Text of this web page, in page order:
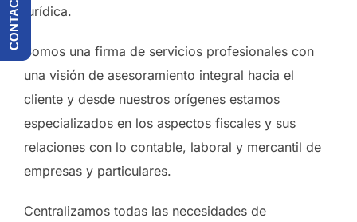
jurídica.
Somos una firma de servicios profesionales con
una visión de asesoramiento integral hacia el
cliente y desde nuestros orígenes estamos
especializados en los aspectos fiscales y sus
relaciones con lo contable, laboral y mercantil de
empresas y particulares.
Centralizamos todas las necesidades de